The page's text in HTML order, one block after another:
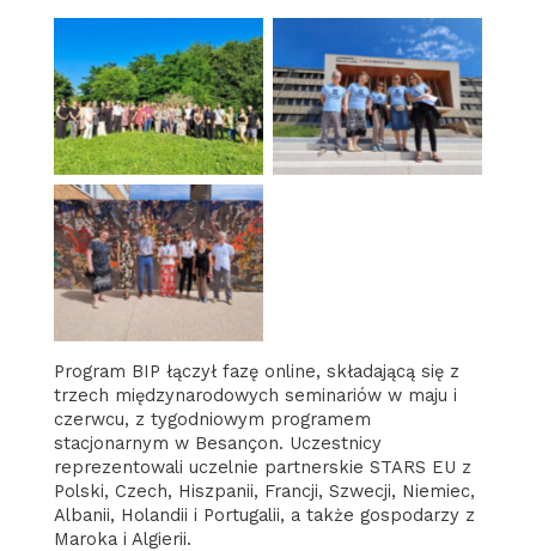
Brak podpisu Brak podpisu
Brak podpisu
Program BIP łączył fazę online, składającą się z
trzech międzynarodowych seminariów w maju i
czerwcu, z tygodniowym programem
stacjonarnym w Besançon. Uczestnicy
reprezentowali uczelnie partnerskie STARS EU z
Polski, Czech, Hiszpanii, Francji, Szwecji, Niemiec,
Albanii, Holandii i Portugalii, a także gospodarzy z
Maroka i Algierii.